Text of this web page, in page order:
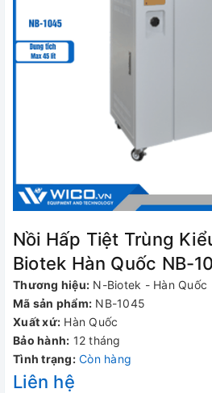
Nồi Hấp Tiệt Trùng
Biotek Hàn Quốc NB-
Thương hiệu: N-Biotek - Hàn Quốc
Mã sản phẩm: NB-1045
Xuất xứ: Hàn Quốc
Bảo hành: 12 tháng
Tình trạng: Còn hàng
Liên hệ